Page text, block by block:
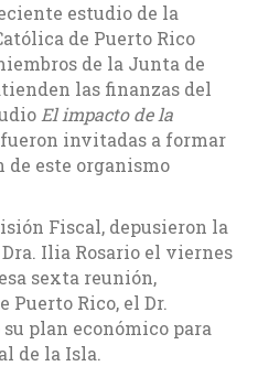
estudio de la
de Puerto Rico
de la Junta de
las finanzas del
El impacto de la
fueron invitadas a formar
de este organismo
Fiscal, depusieron la
Ilia Rosario el viernes
sexta reunión,
Puerto Rico, el Dr.
plan económico para
de la Isla.